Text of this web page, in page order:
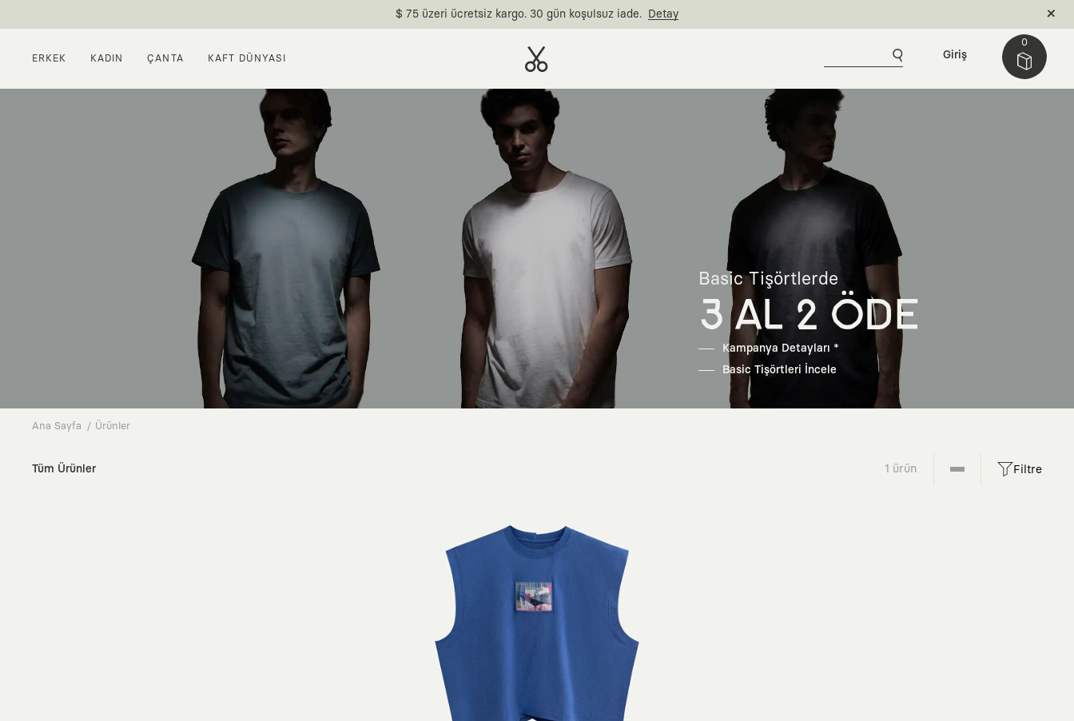
$ 75 üzeri ücretsiz kargo. 30 gün koşulsuz iade. Detay
ERKEK KADIN ÇANTA KAFT DÜNYASI
0
Giriş
Basic Tişörtlerde
3 AL 2 ÖDE
Kampanya Detayları *
Basic Tişörtleri İncele
Ana Sayfa Ürünler
Tüm Ürünler 1 ürün Filtre